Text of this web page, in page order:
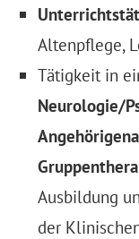
Altenpflege,
Tätigkeit in
Neurologie/
Ausbildung
der